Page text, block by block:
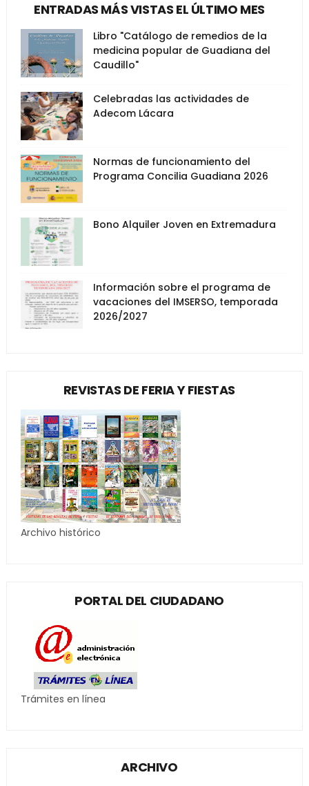
ENTRADAS MÁS VISTAS EL ÚLTIMO MES
Libro "Catálogo de remedios de la
medicina popular de Guadiana del
Caudillo"
Celebradas las actividades de
Adecom Lácara
Normas de funcionamiento del
Programa Concilia Guadiana 2026
Bono Alquiler Joven en Extremadura
Información sobre el programa de
vacaciones del IMSERSO, temporada
2026/2027
REVISTAS DE FERIA Y FIESTAS
Archivo histórico
PORTAL DEL CIUDADANO
Trámites en línea
ARCHIVO